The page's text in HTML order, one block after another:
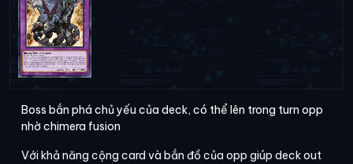
Boss bắn phá chủ yếu của deck, có thể lên trong turn opp
nhờ chimera fusion
Với khả năng cộng card và bắn đồ của opp giúp deck out